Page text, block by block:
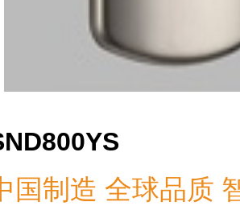
国制造 全球品质